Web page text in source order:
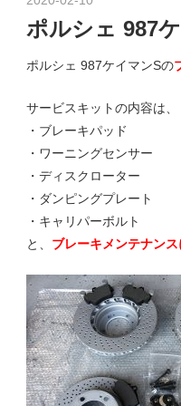
グ
レ
ス
レ
ポ
ー
ト
な
ど
ご
紹
介
い
た
ポルシェ 987
ポルシェ 987ケイマンSの
サービスキットの内容は、
・ブレーキパッド
・ワーニングセンサー
・ディスクローター
・ダンピングプレート
・キャリパーボルト
と、 ブレーキメンテナン